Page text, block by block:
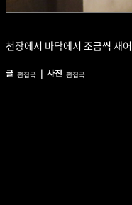
천장에서 바닥에서 조금씩 새
글 편집국 | 사진 편집국